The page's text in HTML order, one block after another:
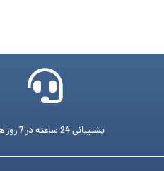
پشتیبانی 24 ساعته در 7 روز هفته